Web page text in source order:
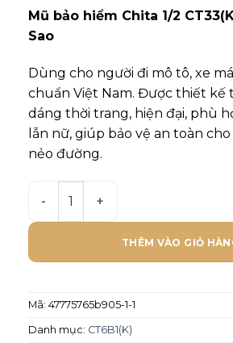
Mũ bảo hiểm Chita 1/2
Sao
Dùng cho người đi mô tô, xe
chuẩn Việt Nam. Được thiết kế
dáng thời trang, hiện đại, phù
lẫn nữ, giúp bảo vệ an toàn
nẻo đường.
THÊM VÀO GIỎ
Mã: 47775765b905-1-1
Danh mục: CT6B1(K)